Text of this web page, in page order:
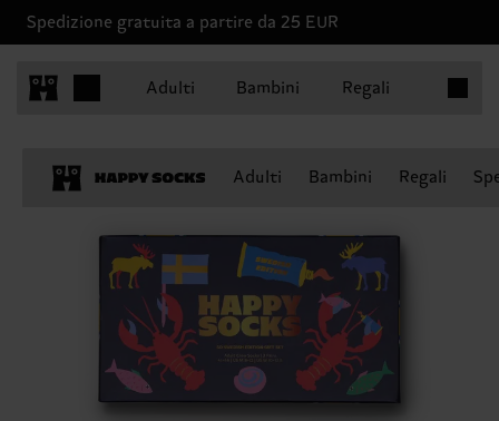
Spedizione gratuita a partire da 25 EUR
Adulti Bambini Regali
Adulti Bambini Regali